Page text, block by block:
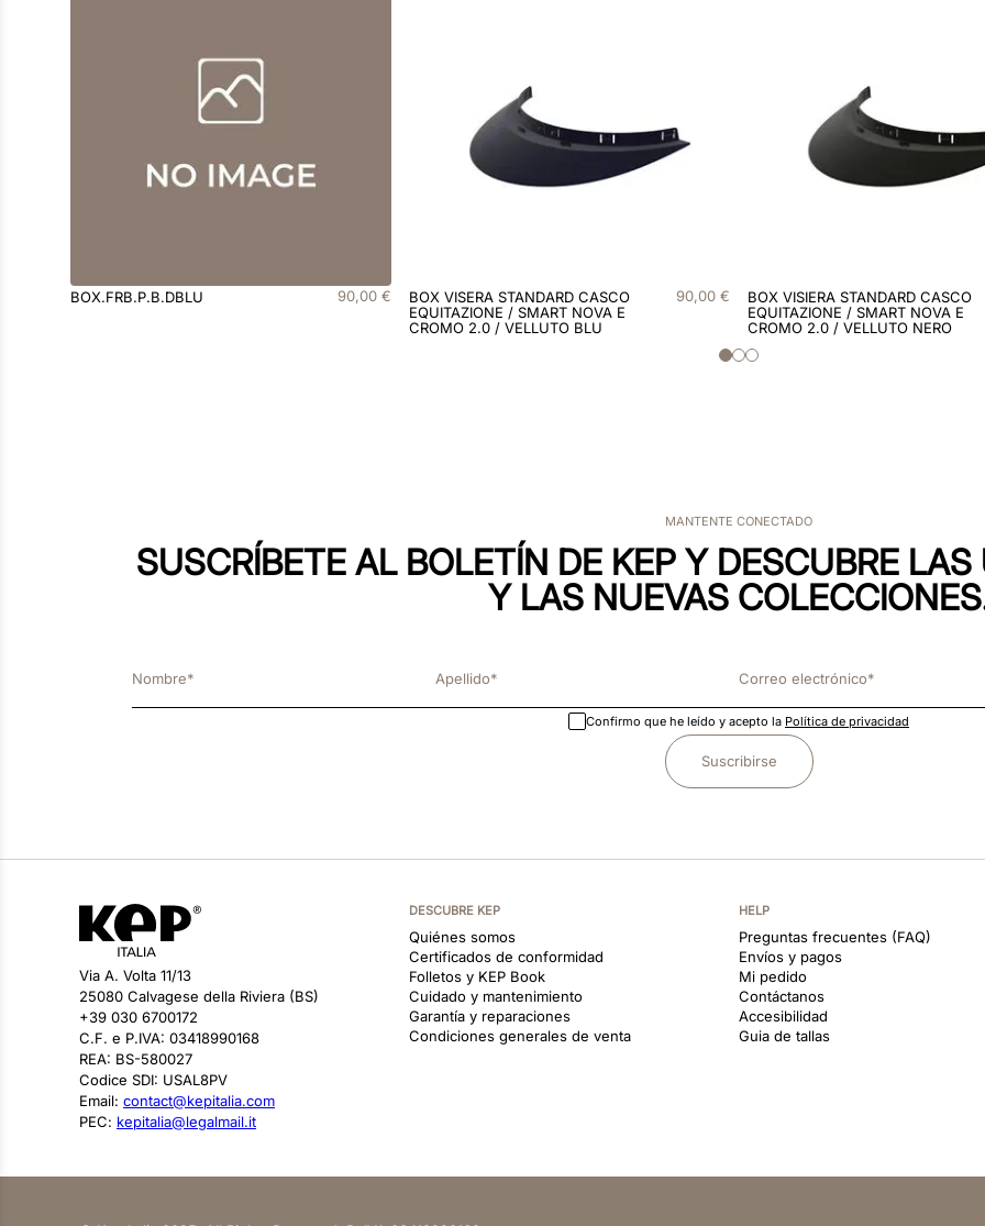
BOX.FRB.P.B.DBLU 90,00 €
BOX VISERA STANDARD CASCO
EQUITAZIONE / SMART NOVA E
CROMO 2.0 / VELLUTO BLU
90,00 €
BOX VISIERA STANDARD CASCO
EQUITAZIONE / SMART NOVA E
CROMO 2.0 / VELLUTO NERO
MANTENTE CONECTADO
SUSCRÍBETE AL BOLETÍN DE KEP Y DESCUBRE
Y LAS NUEVAS
Confirmo que he leído y acepto la Política de privacidad
Suscribirse
Via A. Volta 11/13
25080 Calvagese della Riviera (BS)
+39 030 6700172
C.F. e P.IVA: 03418990168
REA: BS-580027
Codice SDI: USAL8PV
Email: contact@kepitalia.com
PEC: kepitalia@legalmail.it
DESCUBRE KEP
Quiénes somos
Certificados de conformidad
Folletos y KEP Book
Cuidado y mantenimiento
Garantía y reparaciones
Condiciones generales de venta
HELP
Preguntas frecuentes (FAQ)
Envíos y pagos
Mi pedido
Contáctanos
Accesibilidad
Guia de tallas